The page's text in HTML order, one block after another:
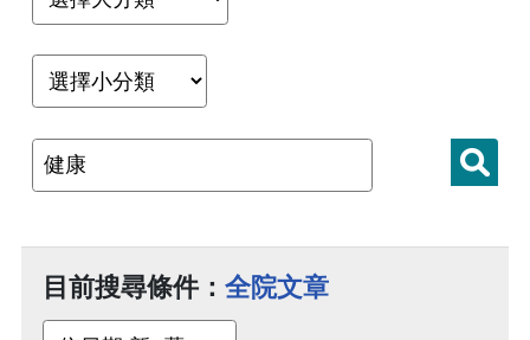
目前搜尋條件： 全院文章